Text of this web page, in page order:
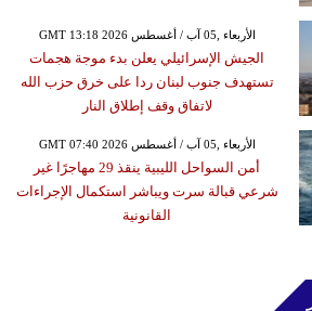
GMT 13:18 2026 الأربعاء ,05 آب / أغسطس
الجيش الإسرائيلي يعلن بدء موجة هجمات
تستهدف جنوب لبنان ردا على خرق حزب الله
لاتفاق وقف إطلاق النار
GMT 07:40 2026 الأربعاء ,05 آب / أغسطس
أمن السواحل الليبية ينقذ 29 مهاجرًا غير
شرعي قبالة سرت ويباشر استكمال الإجراءات
القانونية